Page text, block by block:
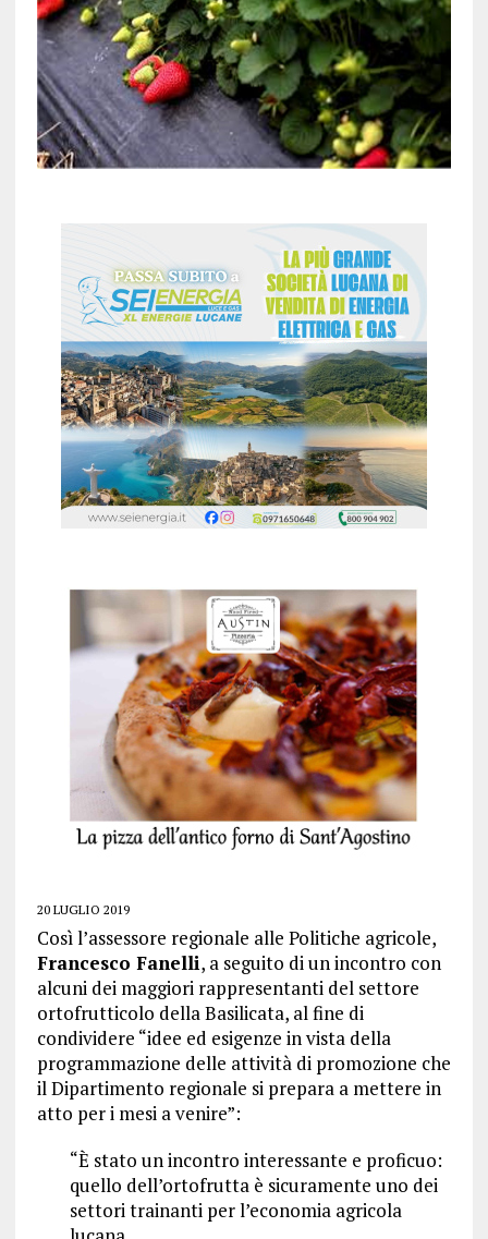
20 LUGLIO 2019
Così l’assessore regionale alle Politiche agricole,
Francesco Fanelli, a seguito di un incontro con
alcuni dei maggiori rappresentanti del settore
ortofrutticolo della Basilicata, al fine di
condividere “idee ed esigenze in vista della
programmazione delle attività di promozione che
il Dipartimento regionale si prepara a mettere in
atto per i mesi a venire”:
“È stato un incontro interessante e proficuo:
quello dell’ortofrutta è sicuramente uno dei
settori trainanti per l’economia agricola